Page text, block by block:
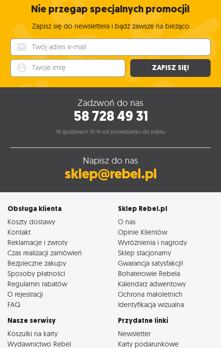
Nie przegap specjalnych promocji!
Zapisz się do newslettera i bądź zawsze na bieżąco
ZAPISZ SIĘ!
Zadzwoń do nas
58 728 49 31
W godzinach 10-14 od poniedziałku do piątku
Napisz do nas
sklep@rebel.pl
Obsługa klienta
Koszty dostawy
Kontakt
Reklamacje i zwroty
Czas realizacji zamówień
Bezpieczne zakupy
Sposoby płatności
Regulamin rabatów
O rejestracji
FAQ
Sklep Rebel.pl
O nas
Opinie Klientów
Wyróżnienia i nagrody
Sklep stacjonarny
Gwarancja satysfakcji!
Bohaterowie Rebela
Kalendarz adwentowy
Ochrona małoletnich
Identyfikacja wizualna
Nasze serwisy
Koszulki na karty
Wydawnictwo Rebel
Przydatne linki
Newsletter
Karty podarunkowe